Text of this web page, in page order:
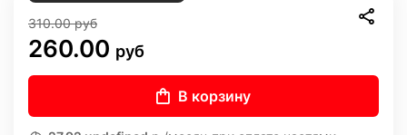
310.00руб
260.00 руб
В корзину